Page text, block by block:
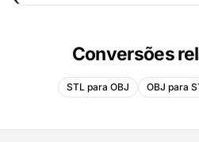
Conversões
STL para OBJ OBJ para